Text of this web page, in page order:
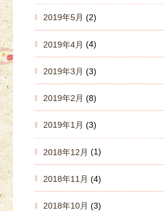
2019年5月 (2)
2019年4月 (4)
2019年3月 (3)
2019年2月 (8)
2019年1月 (3)
2018年12月 (1)
2018年11月 (4)
2018年10月 (3)